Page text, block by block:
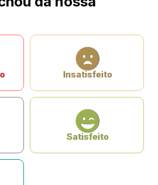
Insatisfeito
Satisfeito